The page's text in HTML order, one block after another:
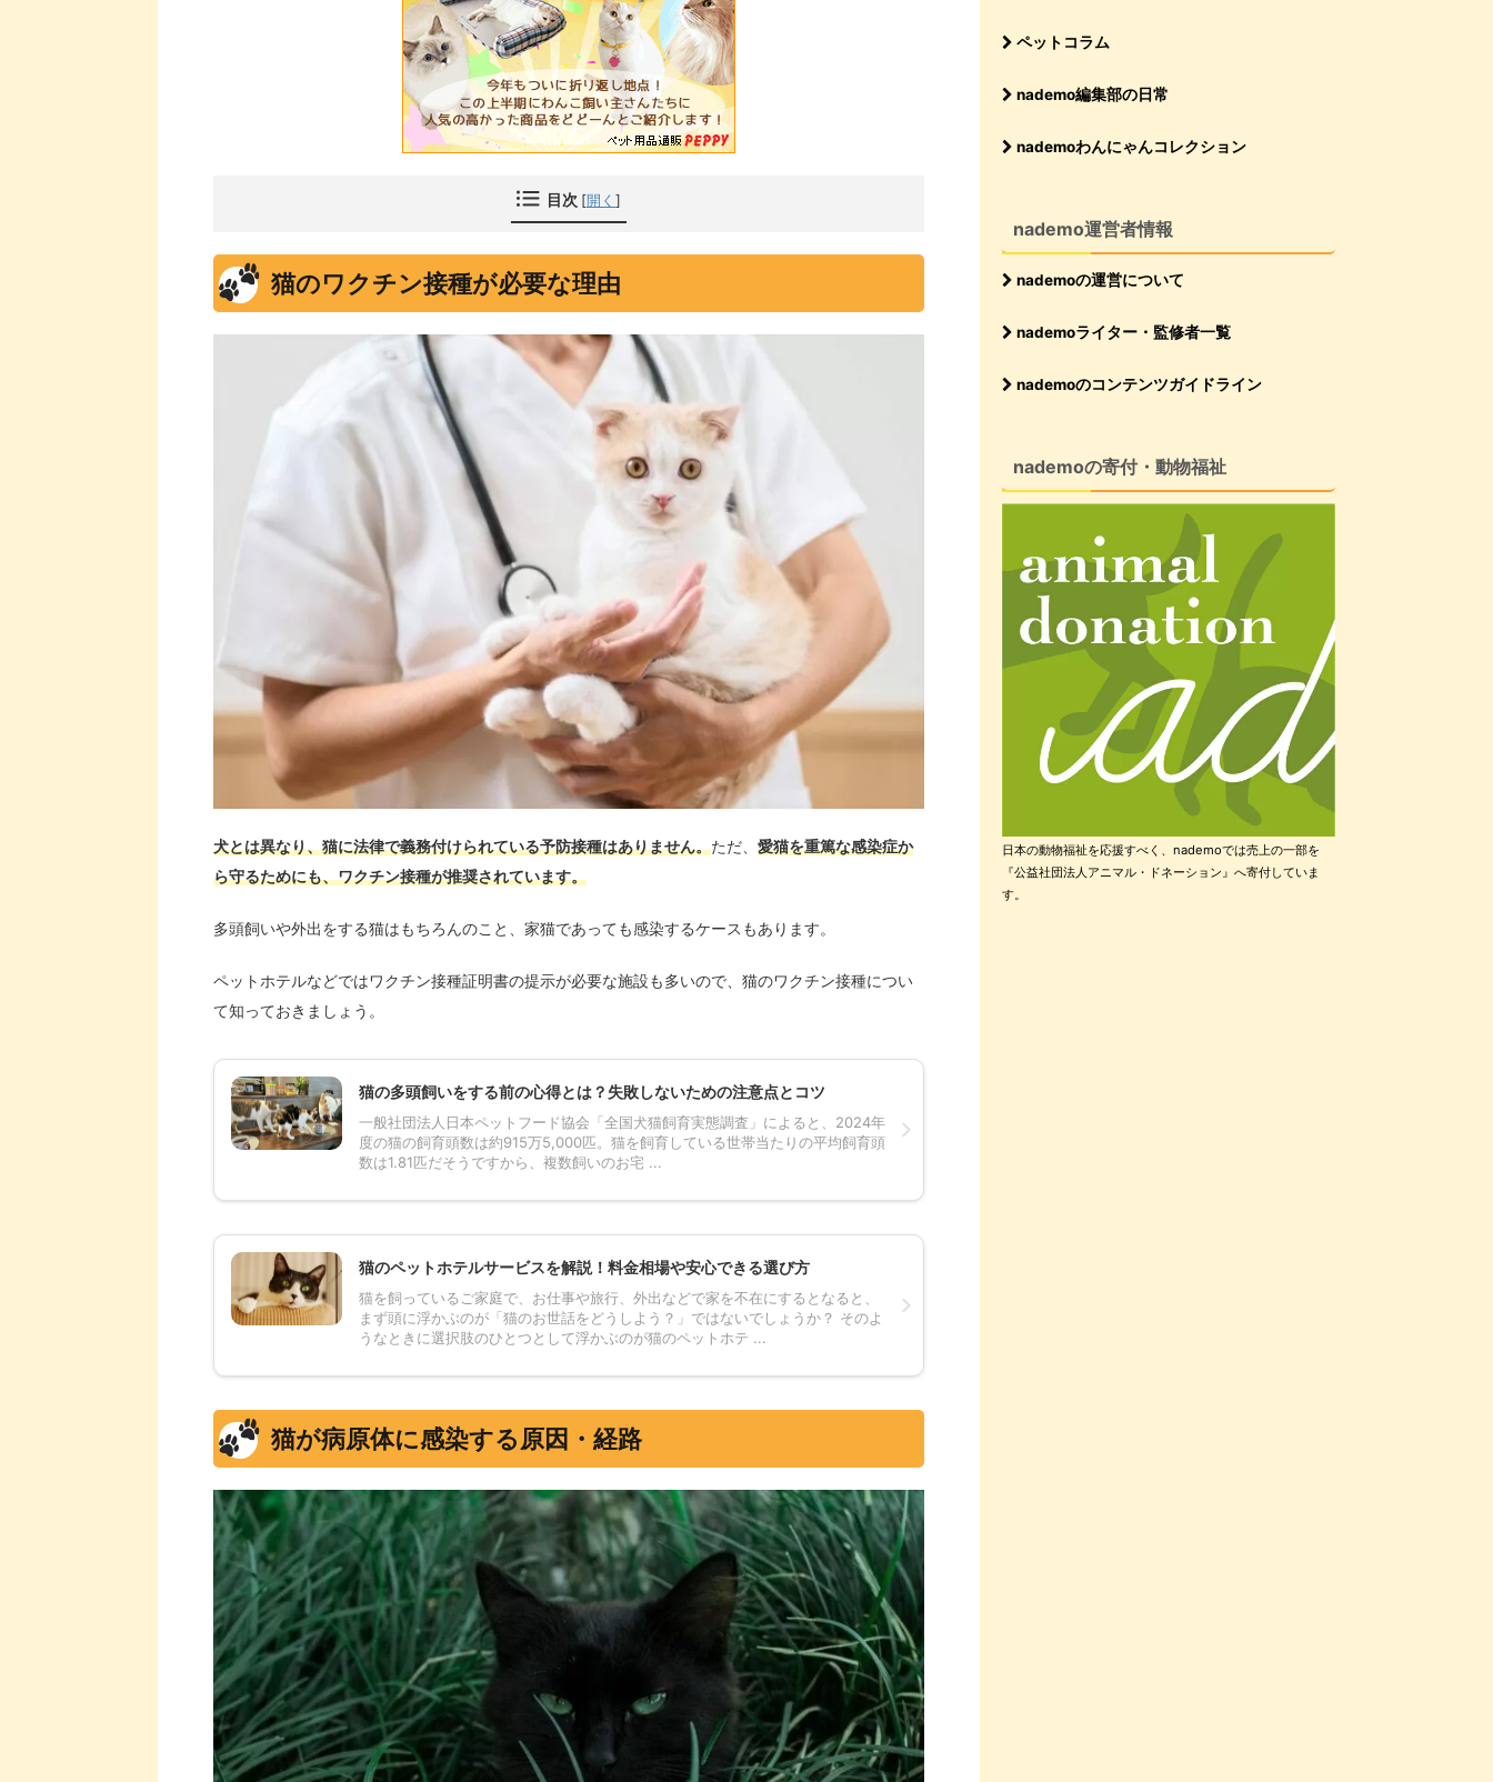
目次 [開く ]
猫のワクチン接種が必要な理由
犬とは異なり、猫に法律で義務付けられている予防接種はありません。ただ、 愛猫を重篤な感染症か
ら守るためにも、ワクチン接種が推奨されています。
多頭飼いや外出をする猫はもちろんのこと、家猫であっても感染するケースもあります。
ペットホテルなどではワクチン接種証明書の提示が必要な施設も多いので、猫のワクチン接種につい
て知っておきましょう。
猫の多頭飼いをする前の心得とは？失敗しないための注意点とコツ
一般社団法人日本ペットフード協会「全国犬猫飼育実態調査」によると、2024年
度の猫の飼育頭数は約915万5,000匹。猫を飼育している世帯当たりの平均飼育頭
数は1.81匹だそうですから、複数飼いのお宅 ...
猫のペットホテルサービスを解説！料金相場や安心できる選び方
猫を飼っているご家庭で、お仕事や旅行、外出などで家を不在にするとなると、
まず頭に浮かぶのが「猫のお世話をどうしよう？」ではないでしょうか？ そのよ
うなときに選択肢のひとつとして浮かぶのが猫のペットホテ ...
猫が病原体に感染する原因・経路
ペットコラム
nademo編集部の日常
nademoわんにゃんコレクション
nademo運営者情報
nademoの運営について
nademoライター・監修者一覧
nademoのコンテンツガイドライン
nademoの寄付・動物福祉
日本の動物福祉を応援すべく、nademoでは売上の一部を
『公益社団法人アニマル・ドネーション』へ寄付していま
す。